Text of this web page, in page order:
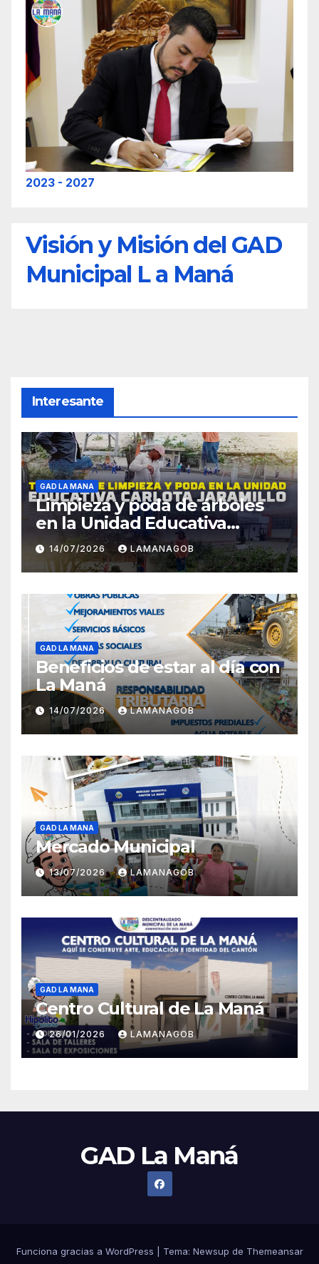
2023 - 2027
Visión y Misión del GAD
Municipal L a Maná
Interesante
GAD LA MANA
Limpieza y poda de árboles
en la Unidad Educativa
Carlota Jaramillo
14/07/2026 LAMANAGOB
GAD LA MANA
Beneficios de estar al día con
La Maná
14/07/2026 LAMANAGOB
GAD LA MANA
Mercado Municipal
13/07/2026 LAMANAGOB
GAD LA MANA
Centro Cultural de La Maná
26/01/2026 LAMANAGOB
GAD La Maná
Funciona gracias a WordPress Tema: Newsup de Themeansar